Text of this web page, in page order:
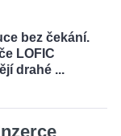
bez čekání.
LOFIC
drahé ...